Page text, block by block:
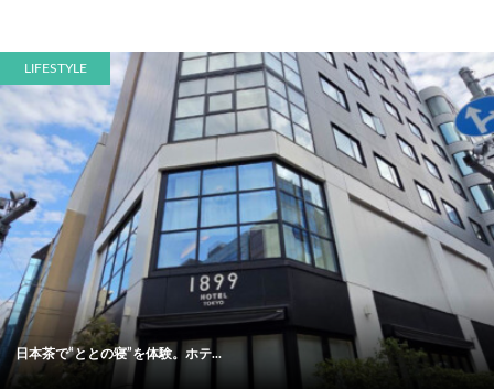
LIFESTYLE
日本茶で“ととの寝”を体験。ホテ...